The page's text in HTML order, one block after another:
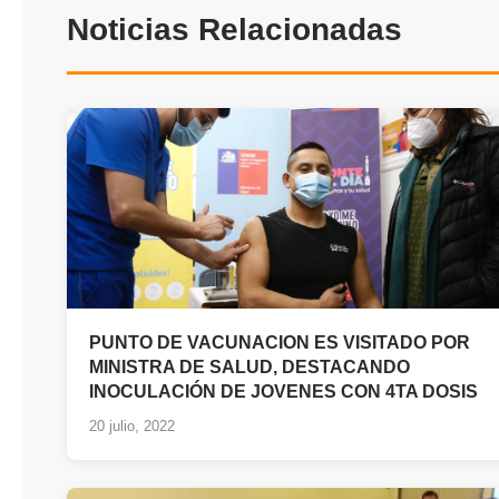
Noticias Relacionadas
PUNTO DE VACUNACION ES VISITADO POR
MINISTRA DE SALUD, DESTACANDO
INOCULACIÓN DE JOVENES CON 4TA DOSIS
20 julio, 2022